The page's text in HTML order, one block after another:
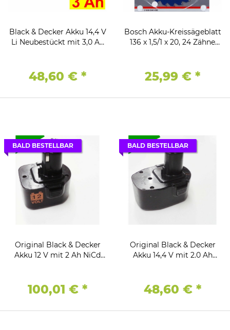
Black & Decker Akku 14,4 V
Li Neubestückt mit 3,0 Ah
48,60 € *
Bosch Akku-Kreissägeblatt
136 x 1,5/1 x 20, 24 Zähne
25,99 € *
BALD BESTELLBAR
Original Black & Decker
Akku 12 V mit 2 Ah NiCd
100,01 € *
BALD BESTELLBAR
Original Black & Decker
Akku 14,4 V mit 2.0 Ah
48,60 € *